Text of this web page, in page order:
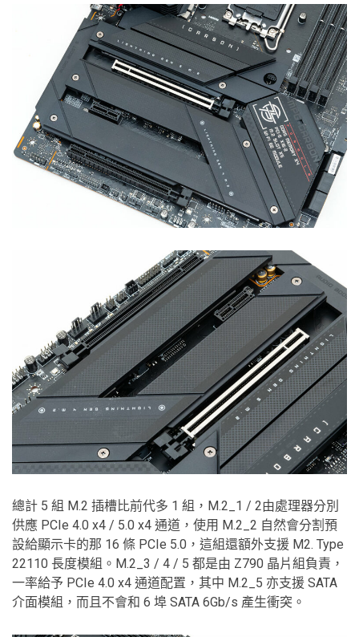
總計 5 組 M.2 插槽比前代多 1 組，M.2_1 / 2由處理器分別
供應 PCIe 4.0 x4 / 5.0 x4 通道，使用 M.2_2 自然會分割預
設給顯示卡的那 16 條 PCIe 5.0，這組還額外支援 M2. Type
22110 長度模組。M.2_3 / 4 / 5 都是由 Z790 晶片組負責，
一率給予 PCIe 4.0 x4 通道配置，其中 M.2_5 亦支援 SATA
介面模組，而且不會和 6 埠 SATA 6Gb/s 產生衝突。